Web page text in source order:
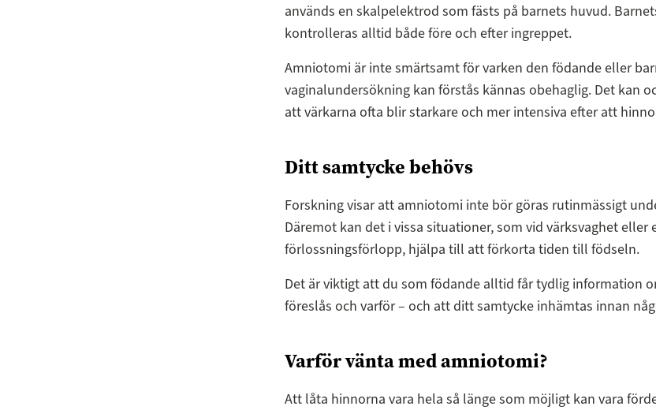
används en skalpelektrod som fästs på barnets huvud.
kontrolleras alltid både före och efter ingreppet.
Amniotomi är inte smärtsamt för varken den födande eller
vaginalundersökning kan förstås kännas obehaglig. Det kan
att värkarna ofta blir starkare och mer intensiva efter att
Ditt samtycke behövs
Forskning visar att amniotomi inte bör göras rutinmässigt
Däremot kan det i vissa situationer, som vid värksvaghet eller
förlossningsförlopp, hjälpa till att förkorta tiden till födseln.
Det är viktigt att du som födande alltid får tydlig information
föreslås och varför – och att ditt samtycke inhämtas innan
Varför vänta med amniotomi?
Att låta hinnorna vara hela så länge som möjligt kan vara